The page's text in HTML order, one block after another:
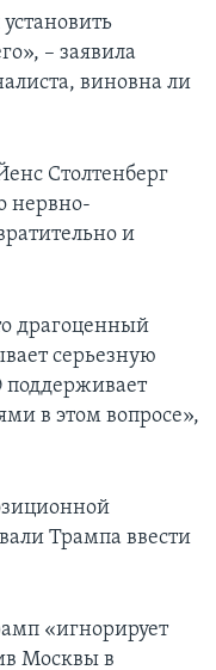
– заявила
виновна ли
Столтенберг
нервно-
и
драгоценный
серьезную
в этом вопросе»,
Трампа ввести
«игнорирует
Москвы в